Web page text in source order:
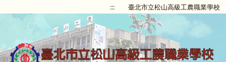
::: 臺北市立松山高級工農職業學校